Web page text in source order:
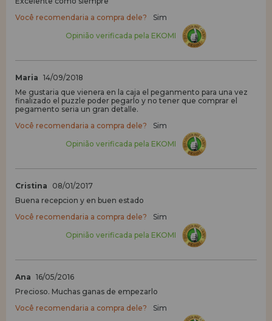
Você recomendaria a compra dele?
Sim
Opinião verificada pela EKOMI
Maria 14/09/2018
Me gustaria que vienera en la caja el peganmento para una vez
finalizado el puzzle poder pegarlo y no tener que comprar el
pegamento seria un gran detalle.
Você recomendaria a compra dele?
Sim
Opinião verificada pela EKOMI
Cristina
08/01/2017
Buena recepcion y en buen estado
Você recomendaria a compra dele?
Sim
Opinião verificada pela EKOMI
Ana 16/05/2016
Precioso. Muchas ganas de empezarlo
Você recomendaria a compra dele?
Sim